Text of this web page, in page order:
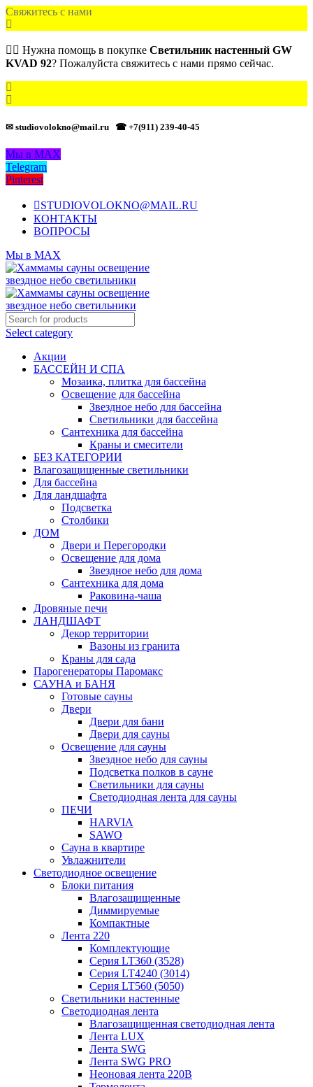
Свяжитесь с нами
🙋‍♂️ Нужна помощь в покупке Светильник настенный GW
KVAD 92? Пожалуйста свяжитесь с нами прямо сейчас.
✉ studiovolokno@mail.ru ☎ +7(911) 239-40-45
Мы в MAX
Telegram
Pinterest
STUDIOVOLOKNO@MAIL.RU
КОНТАКТЫ
ВОПРОСЫ
Мы в MAX
Select category
Акции
БАССЕЙН И СПА
Мозаика, плитка для бассейна
Освещение для бассейна
Звездное небо для бассейна
Светильники для бассейна
Сантехника для бассейна
Краны и смесители
БЕЗ КАТЕГОРИИ
Влагозащищенные светильники
Для бассейна
Для ландшафта
Подсветка
Столбики
ДОМ
Двери и Перегородки
Освещение для дома
Звездное небо для дома
Сантехника для дома
Раковина-чаша
Дровяные печи
ЛАНДШАФТ
Декор территории
Вазоны из гранита
Краны для сада
Парогенераторы Паромакс
САУНА и БАНЯ
Готовые сауны
Двери
Двери для бани
Двери для сауны
Освещение для сауны
Звездное небо для сауны
Подсветка полков в сауне
Светильники для сауны
Светодиодная лента для сауны
ПЕЧИ
HARVIA
SAWO
Сауна в квартире
Увлажнители
Светодиодное освещение
Блоки питания
Влагозащищенные
Диммируемые
Компактные
Лента 220
Комплектующие
Серия LT360 (3528)
Серия LT4240 (3014)
Серия LT560 (5050)
Светильники настенные
Светодиодная лента
Влагозащищенная светодиодная лента
Лента LUX
Лента SWG
Лента SWG PRO
Неоновая лента 220В